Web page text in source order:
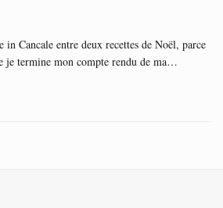
in Cancale entre deux recettes de Noël, parce
je termine mon compte rendu de ma…